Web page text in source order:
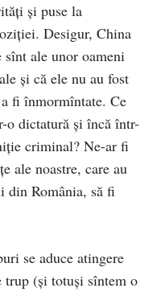
şi puse la
Desigur, China
sînt ale unor oameni
şi că ele nu au fost
fi înmormîntate. Ce
o dictatură şi încă într-
criminal? Ne-ar fi
ale noastre, care au
din România, să fi
se aduce atingere
trup (şi totuşi sîntem o